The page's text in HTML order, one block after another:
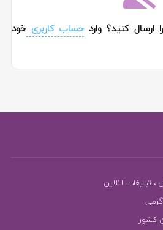
ارسال کنید؟ واردحساب کاربریخود
، تبلیغات آنلاین
کشور